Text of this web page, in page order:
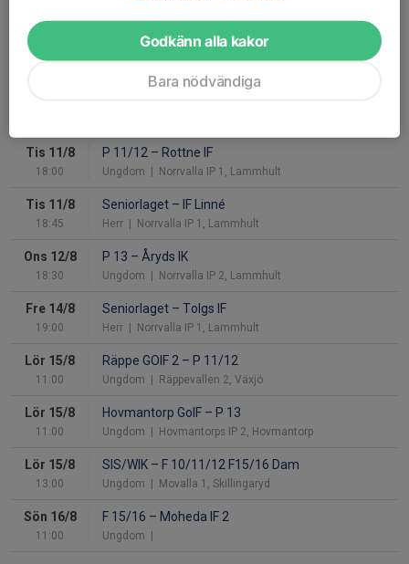
Kommande matcher
Lör 8/8 Ekenässjöns IF–Seniorlaget
Tis 11/8
18:00
P 11/12 – Rottne IF
Ungdom | Norrvalla IP 1, Lammhult
Tis 11/8
18:45
Seniorlaget – IF Linné
Herr | Norrvalla IP 1, Lammhult
Ons 12/8
18:30
P 13 – Åryds IK
Ungdom | Norrvalla IP 2, Lammhult
Fre 14/8
19:00
Seniorlaget – Tolgs IF
Herr | Norrvalla IP 1, Lammhult
Lör 15/8
11:00
Räppe GOIF 2 – P 11/12
Ungdom | Räppevallen 2, Växjö
Lör 15/8
11:00
Hovmantorp GoIF – P 13
Ungdom | Hovmantorps IP 2, Hovmantorp
Lör 15/8
13:00
SIS/WIK – F 10/11/12 F15/16 Dam
Ungdom | Movalla 1, Skillingaryd
Sön 16/8
11:00
F 15/16 – Moheda IF 2
Ungdom
Godkänn alla kakor
Bara nödvändiga